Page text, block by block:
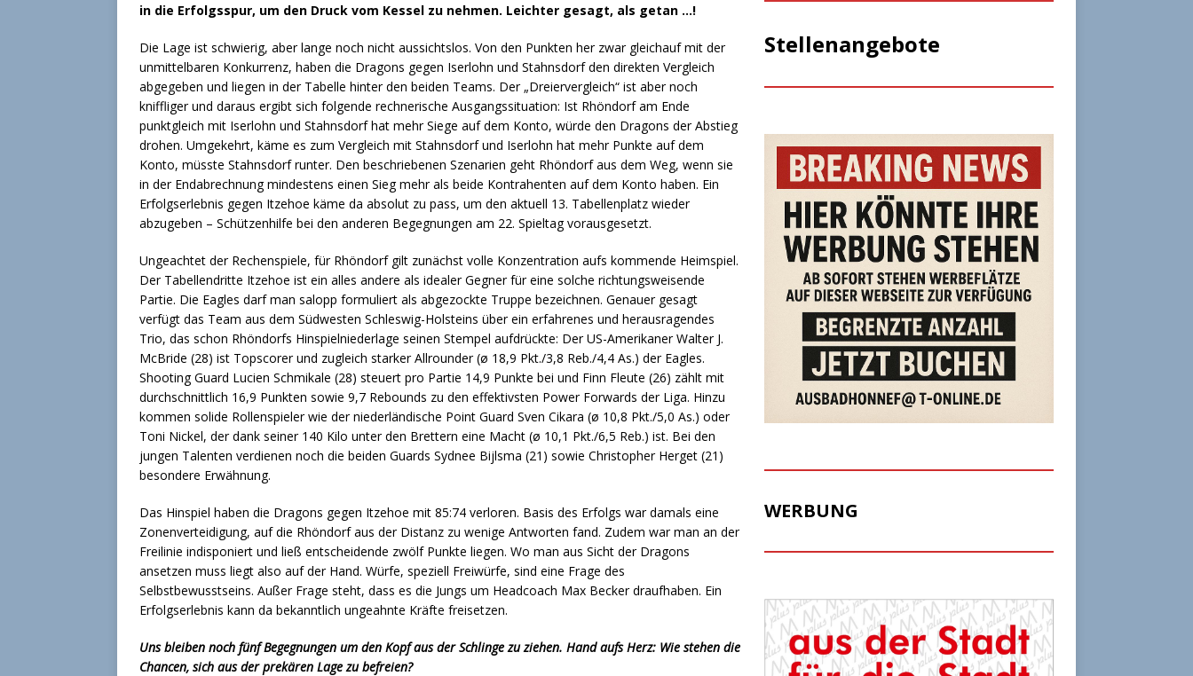
in die Erfolgsspur, um den Druck vom Kessel zu nehmen. Leichter gesagt, als getan …!
Die Lage ist schwierig, aber lange noch nicht aussichtslos. Von den Punkten her zwar gleichauf mit der
unmittelbaren Konkurrenz, haben die Dragons gegen Iserlohn und Stahnsdorf den direkten Vergleich
abgegeben und liegen in der Tabelle hinter den beiden Teams. Der „Dreiervergleich“ ist aber noch
kniffliger und daraus ergibt sich folgende rechnerische Ausgangssituation: Ist Rhöndorf am Ende
punktgleich mit Iserlohn und Stahnsdorf hat mehr Siege auf dem Konto, würde den Dragons der Abstieg
drohen. Umgekehrt, käme es zum Vergleich mit Stahnsdorf und Iserlohn hat mehr Punkte auf dem
Konto, müsste Stahnsdorf runter. Den beschriebenen Szenarien geht Rhöndorf aus dem Weg, wenn sie
in der Endabrechnung mindestens einen Sieg mehr als beide Kontrahenten auf dem Konto haben. Ein
Erfolgserlebnis gegen Itzehoe käme da absolut zu pass, um den aktuell 13. Tabellenplatz wieder
abzugeben – Schützenhilfe bei den anderen Begegnungen am 22. Spieltag vorausgesetzt.
Ungeachtet der Rechenspiele, für Rhöndorf gilt zunächst volle Konzentration aufs kommende Heimspiel.
Der Tabellendritte Itzehoe ist ein alles andere als idealer Gegner für eine solche richtungsweisende
Partie. Die Eagles darf man salopp formuliert als abgezockte Truppe bezeichnen. Genauer gesagt
verfügt das Team aus dem Südwesten Schleswig-Holsteins über ein erfahrenes und herausragendes
Trio, das schon Rhöndorfs Hinspielniederlage seinen Stempel aufdrückte: Der US-Amerikaner Walter J.
McBride (28) ist Topscorer und zugleich starker Allrounder (ø 18,9 Pkt./3,8 Reb./4,4 As.) der Eagles.
Shooting Guard Lucien Schmikale (28) steuert pro Partie 14,9 Punkte bei und Finn Fleute (26) zählt mit
durchschnittlich 16,9 Punkten sowie 9,7 Rebounds zu den effektivsten Power Forwards der Liga. Hinzu
kommen solide Rollenspieler wie der niederländische Point Guard Sven Cikara (ø 10,8 Pkt./5,0 As.) oder
Toni Nickel, der dank seiner 140 Kilo unter den Brettern eine Macht (ø 10,1 Pkt./6,5 Reb.) ist. Bei den
jungen Talenten verdienen noch die beiden Guards Sydnee Bijlsma (21) sowie Christopher Herget (21)
besondere Erwähnung.
Das Hinspiel haben die Dragons gegen Itzehoe mit 85:74 verloren. Basis des Erfolgs war damals eine
Zonenverteidigung, auf die Rhöndorf aus der Distanz zu wenige Antworten fand. Zudem war man an der
Freilinie indisponiert und ließ entscheidende zwölf Punkte liegen. Wo man aus Sicht der Dragons
ansetzen muss liegt also auf der Hand. Würfe, speziell Freiwürfe, sind eine Frage des
Selbstbewusstseins. Außer Frage steht, dass es die Jungs um Headcoach Max Becker draufhaben. Ein
Erfolgserlebnis kann da bekanntlich ungeahnte Kräfte freisetzen.
Uns bleiben noch fünf Begegnungen um den Kopf aus der Schlinge zu ziehen. Hand aufs Herz: Wie stehen die
Chancen, sich aus der prekären Lage zu befreien?
Stellenangebote
WERBUNG